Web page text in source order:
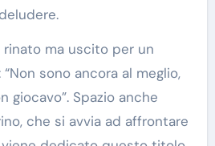
rinato ma uscito per un
sono ancora al meglio,
giocavo”. Spazio anche
che si avvia ad affrontare